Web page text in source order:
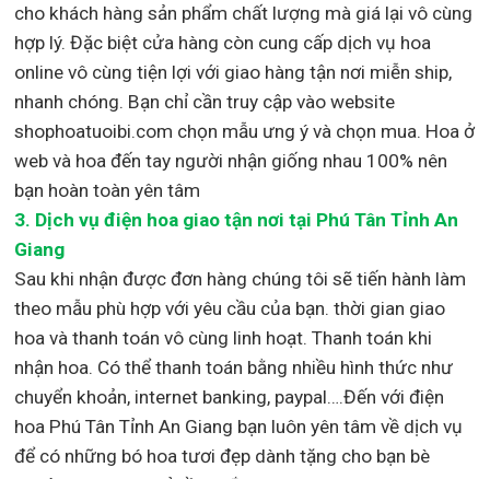
cho khách hàng sản phẩm chất lượng mà giá lại vô cùng
hợp lý. Đặc biệt cửa hàng còn cung cấp dịch vụ hoa
online vô cùng tiện lợi với giao hàng tận nơi miễn ship,
nhanh chóng. Bạn chỉ cần truy cập vào website
shophoatuoibi.com chọn mẫu ưng ý và chọn mua. Hoa ở
web và hoa đến tay người nhận giống nhau 100% nên
bạn hoàn toàn yên tâm
3. Dịch vụ điện hoa giao tận nơi tại Phú Tân Tỉnh An
Giang
Sau khi nhận được đơn hàng chúng tôi sẽ tiến hành làm
theo mẫu phù hợp với yêu cầu của bạn. thời gian giao
hoa và thanh toán vô cùng linh hoạt. Thanh toán khi
nhận hoa. Có thể thanh toán bằng nhiều hình thức như
chuyển khoản, internet banking, paypal….Đến với điện
hoa Phú Tân Tỉnh An Giang bạn luôn yên tâm về dịch vụ
để có những bó hoa tươi đẹp dành tặng cho bạn bè